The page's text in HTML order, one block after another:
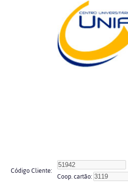
Código Cliente: Coop. cartão: